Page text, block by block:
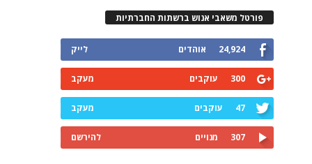
פורטל משאבי אנוש ברשתות החברתיות
24,924 אוהדים לייק
300 עוקבים מעקב
47 עוקבים מעקב
307 מנויים להירשם